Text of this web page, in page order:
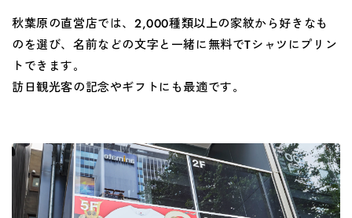
秋葉原の直営店では、 2,000種類以上の家紋から好きなも
のを選び、名前などの文字と一緒に無料でTシャツにプリン
トできます。
訪日観光客の記念やギフトにも最適です。